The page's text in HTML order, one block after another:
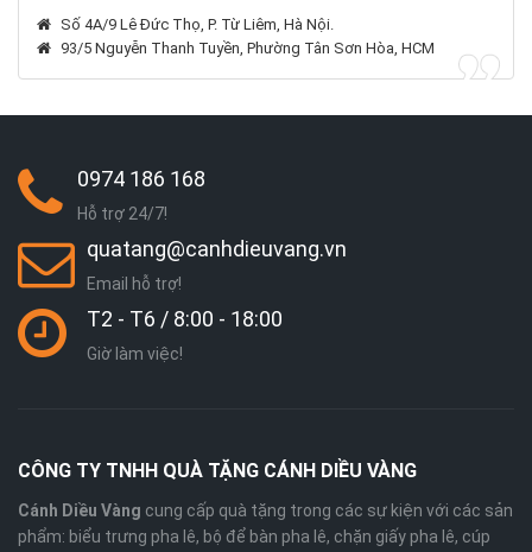
Số 4A/9 Lê Đức Thọ, P. Từ Liêm, Hà Nội.
93/5 Nguyễn Thanh Tuyền, Phường Tân Sơn Hòa, HCM
0974 186 168
Hỗ trợ 24/7!
quatang@canhdieuvang.vn
Email hỗ trợ!
T2 - T6 / 8:00 - 18:00
Giờ làm việc!
CÔNG TY TNHH QUÀ TẶNG CÁNH DIỀU VÀNG
Cánh Diều Vàng cung cấp quà tặng trong các sự kiện với các sản
phẩm: biểu trưng pha lê, bộ để bàn pha lê, chặn giấy pha lê, cúp